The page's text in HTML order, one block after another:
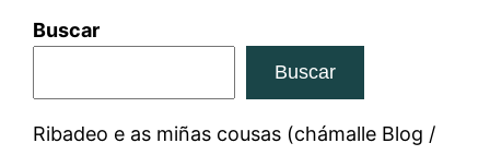
Buscar
Buscar
Ribadeo e as miñas cousas (chámalle Blog /